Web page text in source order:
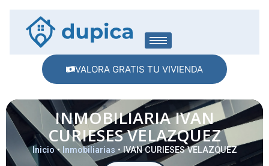
VALORA GRATIS TU VIVIENDA
INMOBILIARIA IVAN
CURIESES VELAZQUEZ
Inicio• Inmobiliarias •IVAN CURIESES VELAZQUEZ